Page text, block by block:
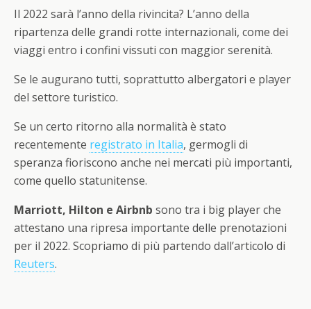
Il 2022 sarà l’anno della rivincita? L’anno della
ripartenza delle grandi rotte internazionali, come dei
viaggi entro i confini vissuti con maggior serenità.
Se le augurano tutti, soprattutto albergatori e player
del settore turistico.
Se un certo ritorno alla normalità è stato
recentemente registrato in Italia, germogli di
speranza fioriscono anche nei mercati più importanti,
come quello statunitense.
Marriott, Hilton e Airbnb sono tra i big player che
attestano una ripresa importante delle prenotazioni
per il 2022. Scopriamo di più partendo dall’articolo di
Reuters.